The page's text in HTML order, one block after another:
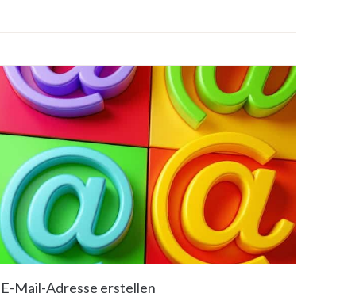
E-Mail-Adresse erstellen